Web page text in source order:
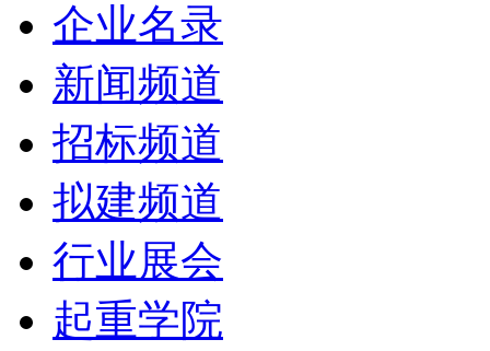
企业名录
新闻频道
招标频道
拟建频道
行业展会
起重学院